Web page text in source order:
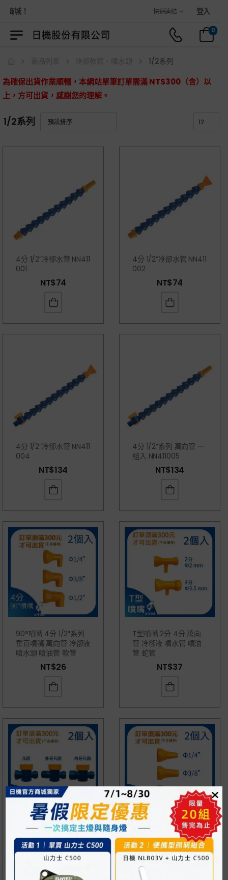
城！ 快速連結 登入
0
1/2系列
為確保出貨作業順暢，本網站單筆訂單需滿 NT$300（含）以
上，方可出貨，感謝您的理解。
1/2系列
4分 1/2”冷卻水管 NN411
001
NT$74
4分 1/2”冷卻水管 NN411
002
NT$74
4分 1/2”冷卻水管 NN411
004
NT$134
4分 1/2”系列 萬向管 一
組入 NN411005
NT$134
90°噴嘴 4分 1/2″系列
垂直噴嘴 萬向管 冷卻液
噴水頭 噴油管 軟管
NT$26
T型噴嘴 2分 4分 萬向
管 冷卻液 噴水管 噴油
管 蛇管
NT$37
凡而 4分 1/2″系列 內牙
凡而 外牙凡而 開關 萬
向管 冷卻液 噴水管 噴
油管 蛇管
NT$131
噴嘴 4分 1/2″系列 多種
口徑尺寸 萬向管 冷卻液
噴水頭 噴油管 蛇管
NT$21